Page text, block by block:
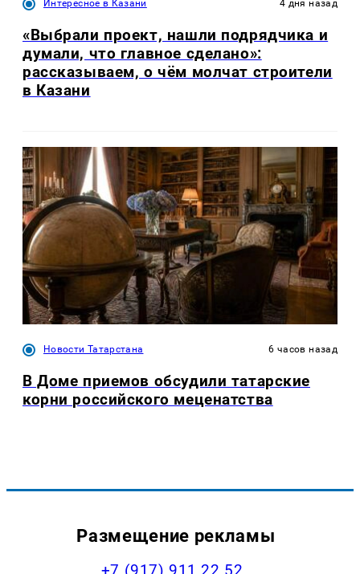
Интересное в Казани 4 дня назад
«Выбрали проект, нашли подрядчика и
думали, что главное сделано»:
рассказываем, о чём молчат строители
в Казани
Новости Татарстана 6 часов назад
В Доме приемов обсудили татарские
корни российского меценатства
Размещение рекламы
+7 (917) 911 22 52